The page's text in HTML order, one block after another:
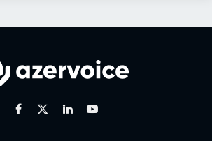
Facebook
X
LinkedinYoutube